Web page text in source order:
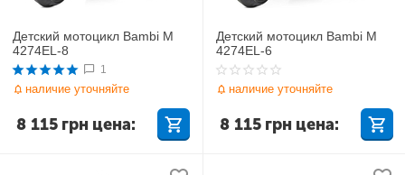
Детский мотоцикл Bambi M
4274EL-8
1
наличие уточняйте
8 115 грн цена:
Детский мотоцикл Bambi M
4274EL-6
наличие уточняйте
8 115 грн цена: